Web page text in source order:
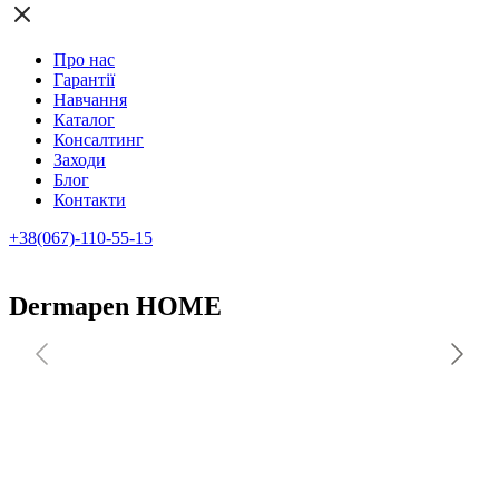
Про нас
Гарантії
Навчання
Каталог
Консалтинг
Заходи
Блог
Контакти
+38(067)-110-55-15
Dermapen HOME